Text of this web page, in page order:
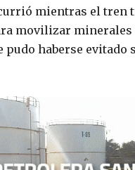
mientras el tren
movilizar
pudo haberse